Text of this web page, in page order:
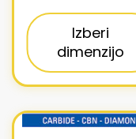
Izberi
dimenzijo